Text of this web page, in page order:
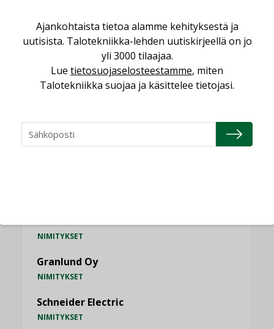
MIELIPIDE
KATSO KAIKKI
NIMITYKSET
NIMITYKSET
Granlund Oy
NIMITYKSET
Schneider Electric
NIMITYKSET
Ajankohtaista tietoa alamme kehityksestä ja
uutisista. Talotekniikka-lehden uutiskirjeellä on jo
yli 3000 tilaajaa.
Lue tietosuojaselosteestamme, miten
Talotekniikka suojaa ja käsittelee tietojasi.